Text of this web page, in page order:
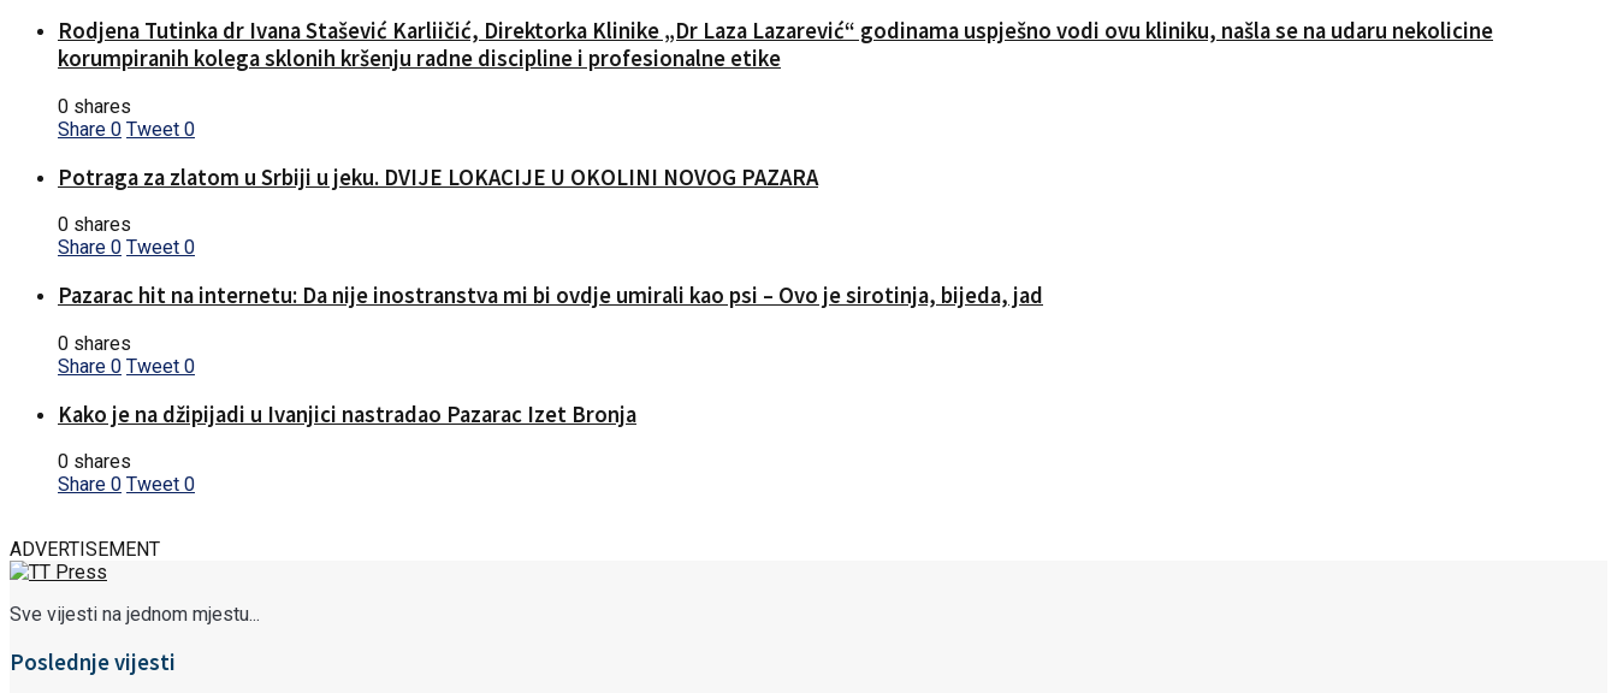
Rodjena Tutinka dr Ivana Stašević Karliičić, Direktorka Klinike „Dr Laza Lazarević“ godinama uspješno vodi ovu kliniku, našla se na udaru nekolicine
korumpiranih kolega sklonih kršenju radne discipline i profesionalne etike
0 shares
Share 0 Tweet 0
Potraga za zlatom u Srbiji u jeku. DVIJE LOKACIJE U OKOLINI NOVOG PAZARA
0 shares
Share 0 Tweet 0
Pazarac hit na internetu: Da nije inostranstva mi bi ovdje umirali kao psi – Ovo je sirotinja, bijeda, jad
0 shares
Share 0 Tweet 0
Kako je na džipijadi u Ivanjici nastradao Pazarac Izet Bronja
0 shares
Share 0 Tweet 0
ADVERTISEMENT
Sve vijesti na jednom mjestu...
Poslednje vijesti